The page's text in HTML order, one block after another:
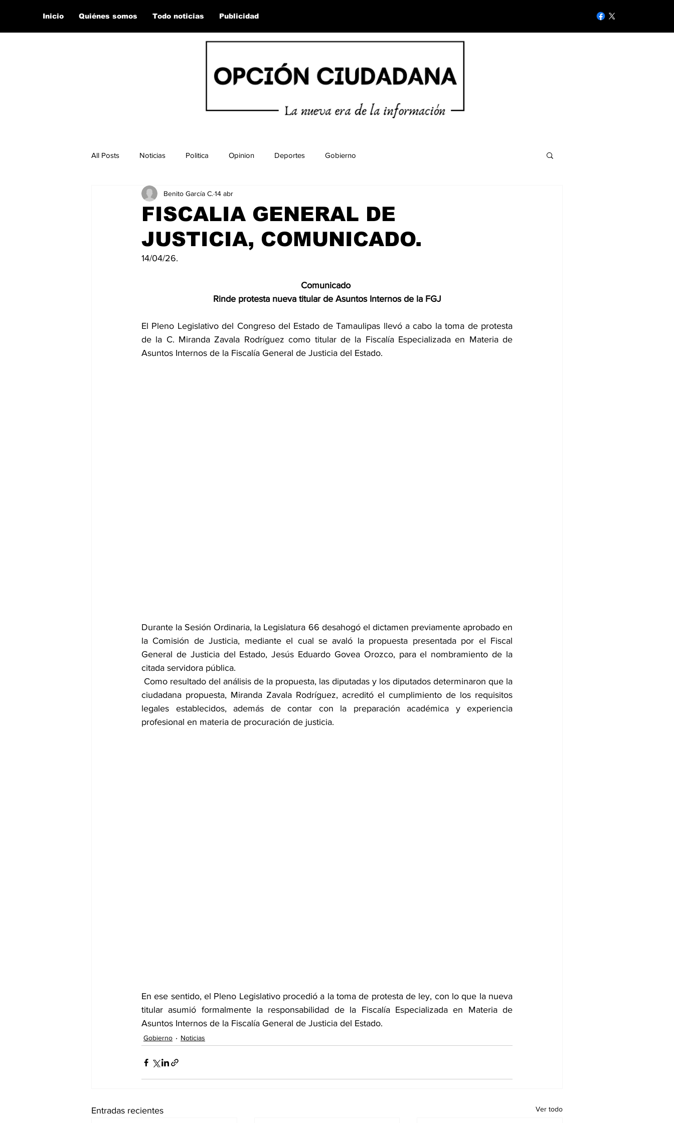
Inicio Quiénes somos Todo noticias Publicidad
All Posts Noticias Politica Opinion Deportes Gobierno
FISCALIA GENERAL DE
JUSTICIA, COMUNICADO.
Benito García C. 14 abr
14/04/26.
Comunicado
Rinde protesta nueva titular de Asuntos Internos de la FGJ
El Pleno Legislativo del Congreso del Estado de Tamaulipas llevó a cabo la toma de protesta
de la C. Miranda Zavala Rodríguez como titular de la Fiscalía Especializada en Materia de
Asuntos Internos de la Fiscalía General de Justicia del Estado.
Durante la Sesión Ordinaria, la Legislatura 66 desahogó el dictamen previamente aprobado en
la Comisión de Justicia, mediante el cual se avaló la propuesta presentada por el Fiscal
General de Justicia del Estado, Jesús Eduardo Govea Orozco, para el nombramiento de la
citada servidora pública.
Como resultado del análisis de la propuesta, las diputadas y los diputados determinaron que la
ciudadana propuesta, Miranda Zavala Rodríguez, acreditó el cumplimiento de los requisitos
legales establecidos, además de contar con la preparación académica y experiencia
profesional en materia de procuración de justicia.
En ese sentido, el Pleno Legislativo procedió a la toma de protesta de ley, con lo que la nueva
titular asumió formalmente la responsabilidad de la Fiscalía Especializada en Materia de
Asuntos Internos de la Fiscalía General de Justicia del Estado.
Gobierno Noticias
Entradas recientes Ver todo